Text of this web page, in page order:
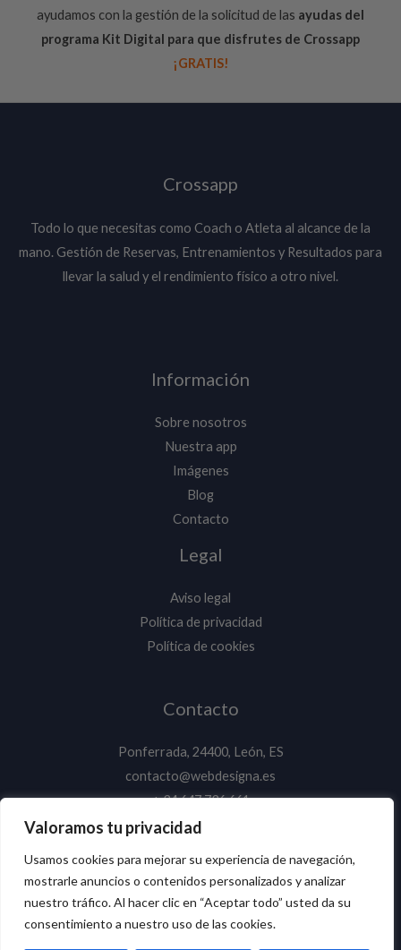
Valoramos tu privacidad
Usamos cookies para mejorar su experiencia de navegación,
mostrarle anuncios o contenidos personalizados y analizar
nuestro tráfico. Al hacer clic en “Aceptar todo” usted da su
consentimiento a nuestro uso de las cookies.
ayudamos con la gestión de la solicitud de las ayudas del
programa Kit Digital para que disfrutes de Crossapp
¡GRATIS!
Crossapp
Todo lo que necesitas como Coach o Atleta al alcance de la
mano. Gestión de Reservas, Entrenamientos y Resultados para
llevar la salud y el rendimiento físico a otro nivel.
Información
Sobre nosotros
Nuestra app
Imágenes
Blog
Contacto
Legal
Aviso legal
Política de privacidad
Política de cookies
Contacto
Ponferrada, 24400, León, ES
contacto@webdesigna.es
+ 34 647 736 661
Copyright © 2026 Crossapp.
Una aplicación desarrollada por Webdesigna